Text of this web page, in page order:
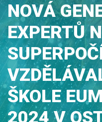
NOVÁ
EXPERTŮ
ŠKOLE
2024 V